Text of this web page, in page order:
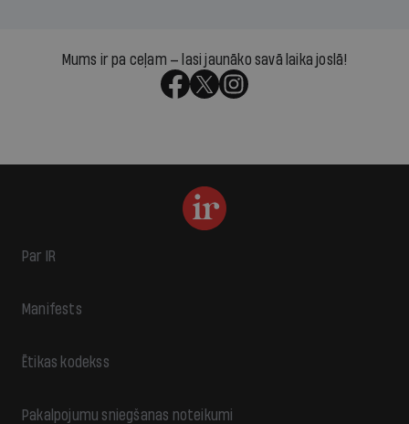
Mums ir pa ceļam — lasi jaunāko savā laika joslā!
Par IR
Manifests
Ētikas kodekss
Pakalpojumu sniegšanas noteikumi